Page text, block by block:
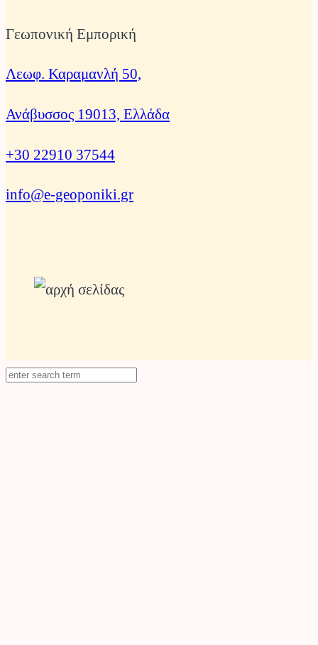
Γεωπονική Εμπορική
Λεωφ. Καραμανλή 50,
Ανάβυσσος 19013, Ελλάδα
+30 22910 37544
info@e-geoponiki.gr